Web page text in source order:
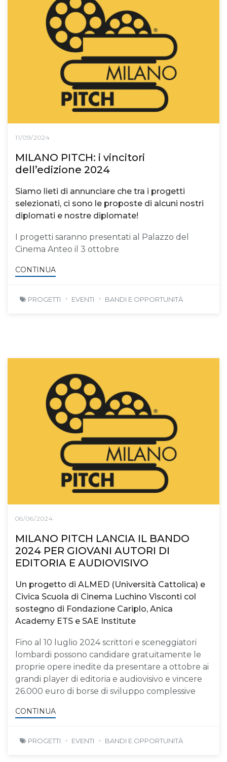
11/09/2024
MILANO PITCH: i vincitori
dell’edizione 2024
Siamo lieti di annunciare che tra i progetti
selezionati, ci sono le proposte di alcuni nostri
diplomati e nostre diplomate!
I progetti saranno presentati al Palazzo del
Cinema Anteo il 3 ottobre
CONTINUA
PROGETTI EVENTI BANDI E OPPORTUNITÀ
06/06/2024
MILANO PITCH LANCIA IL BANDO
2024 PER GIOVANI AUTORI DI
EDITORIA E AUDIOVISIVO
Un progetto di ALMED (Università Cattolica) e
Civica Scuola di Cinema Luchino Visconti col
sostegno di Fondazione Cariplo, Anica
Academy ETS e SAE Institute
Fino al 10 luglio 2024 scrittori e sceneggiatori
lombardi possono candidare gratuitamente le
proprie opere inedite da presentare a ottobre ai
grandi player di editoria e audiovisivo e vincere
26.000 euro di borse di sviluppo complessive
CONTINUA
PROGETTI EVENTI BANDI E OPPORTUNITÀ